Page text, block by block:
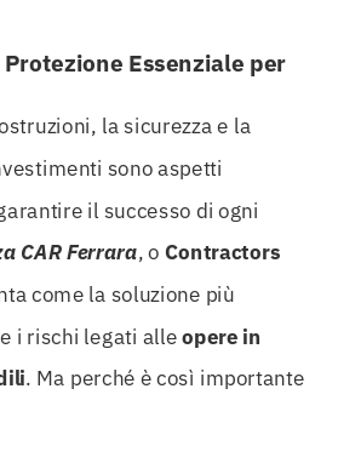
Protezione Essenziale per
la sicurezza e la
sono aspetti
il successo di ogni
CAR Ferrara, o Contractors
come la soluzione più
i rischi legati alleopere in
. Ma perché è così importante